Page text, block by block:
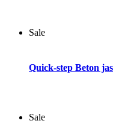
Sale
Quick-step Beton
Sale